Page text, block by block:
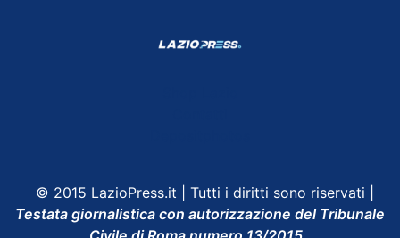
© 2015 LazioPress.it | Tutti i diritti sono riservati |
Testata giornalistica con autorizzazione del Tribunale